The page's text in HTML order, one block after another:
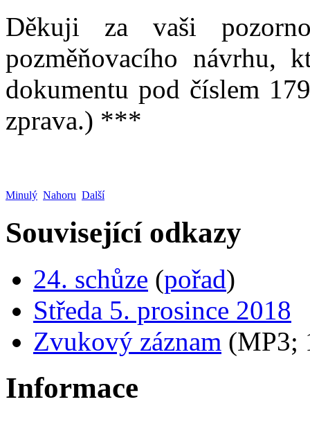
Děkuji za vaši
pozměňovacího návrhu,
dokumentu pod číslem
zprava.) ***
Minulý Nahoru Další
Související odkazy
24. schůze (pořad)
Středa 5. prosince 2018
Zvukový záznam (MP3;
Informace